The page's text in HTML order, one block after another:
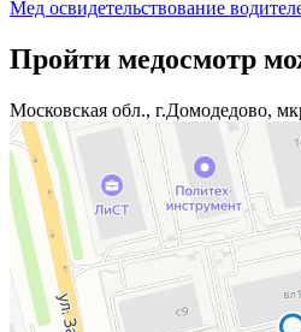
по
записям
Мед освидетельствование
Пройти медосмотр
Московская обл., г.Домодедово,